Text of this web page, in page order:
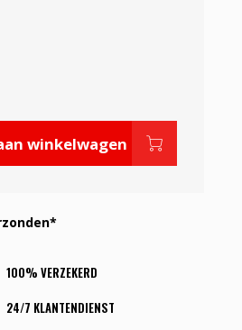
winkelwagen
100% VERZEKERD
24/7 KLANTENDIENST